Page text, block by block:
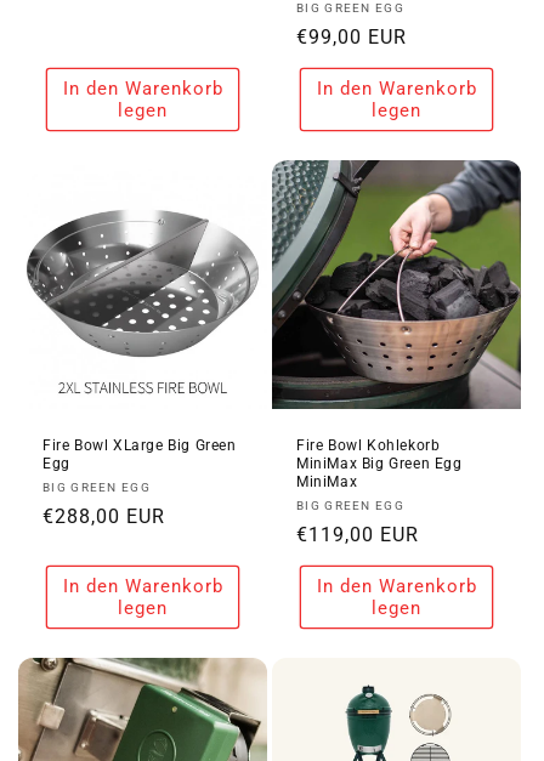
In den Warenkorb
legen
Anbieter:
BIG GREEN EGG
Normaler
Preis
€99,00 EUR
In den Warenkorb
legen
Fire Bowl XLarge Big Green
Egg
Anbieter:
BIG GREEN EGG
Normaler
€288,00 EUR
In den Warenkorb
legen
Fire Bowl Kohlekorb
MiniMax Big Green Egg
MiniMax
Anbieter:
BIG GREEN EGG
Normaler
Preis
€119,00 EUR
In den Warenkorb
legen